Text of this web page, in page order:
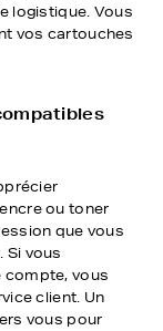
logistique. Vous
vos cartouches
ou toner
que vous
Si vous
compte, vous
client. Un
vous pour